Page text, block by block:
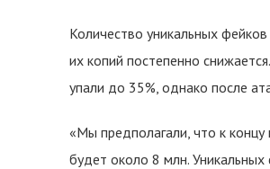
Количество уникальных
их копий постепенно
упали до 35%, однако после
«Мы предполагали, что к
будет около 8 млн.